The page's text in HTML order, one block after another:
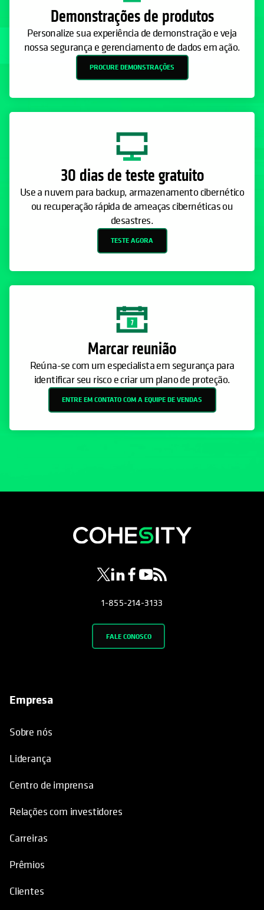
Demonstrações de produtos
Personalize sua experiência de demonstração e veja
nossa segurança e gerenciamento de dados em ação.
PROCURE DEMONSTRAÇÕES
30 dias de teste gratuito
Use a nuvem para backup, armazenamento cibernético
ou recuperação rápida de ameaças cibernéticas ou
desastres.
TESTE AGORA
Marcar reunião
Reúna-se com um especialista em segurança para
identificar seu risco e criar um plano de proteção.
ENTRE EM CONTATO COM A EQUIPE DE VENDAS
opens in a new tab
opens in a new tab
opens in a new tab
opens in a new tab
opens in a new tab
1-855-214-3133
FALE CONOSCO
Empresa
Sobre nós
Liderança
Centro de imprensa
Relações com investidores
Carreiras
Prêmios
Clientes